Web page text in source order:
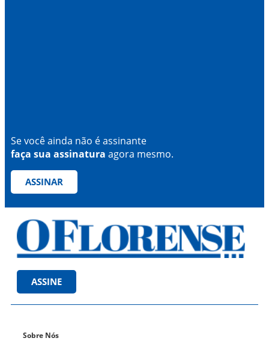
Se você ainda não é assinante
faça sua assinatura agora mesmo.
ASSINAR
ASSINE
Sobre Nós